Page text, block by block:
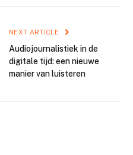
NEXT ARTICLE
Audiojournalistiek in de
digitale tijd: een nieuwe
manier van luisteren